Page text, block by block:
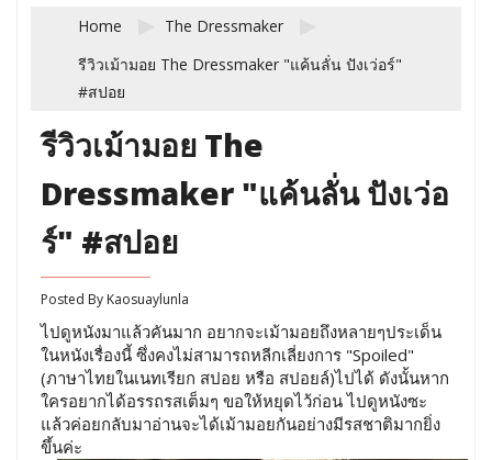
Home
The Dressmaker
รีวิวเม้ามอย The Dressmaker "แค้นลั่น ปังเว่อร์"
#สปอย
รีวิวเม้ามอย The
Dressmaker "แค้นลั่น ปังเว่อ
ร์" #สปอย
Posted By Kaosuaylunla
ไปดูหนังมาแล้วคันมาก อยากจะเม้ามอยถึงหลายๆประเด็น
ในหนังเรื่องนี้ ซึ่งคงไม่สามารถหลีกเลี่ยงการ "Spoiled"
(ภาษาไทยในเนทเรียก สปอย หรือ สปอยล์)ไปได้ ดังนั้นหาก
ใครอยากได้อรรถรสเต็มๆ ขอให้หยุดไว้ก่อน ไปดูหนังซะ
แล้วค่อยกลับมาอ่านจะได้เม้ามอยกันอย่างมีรสชาติมากยิ่ง
ขึ้นค่ะ